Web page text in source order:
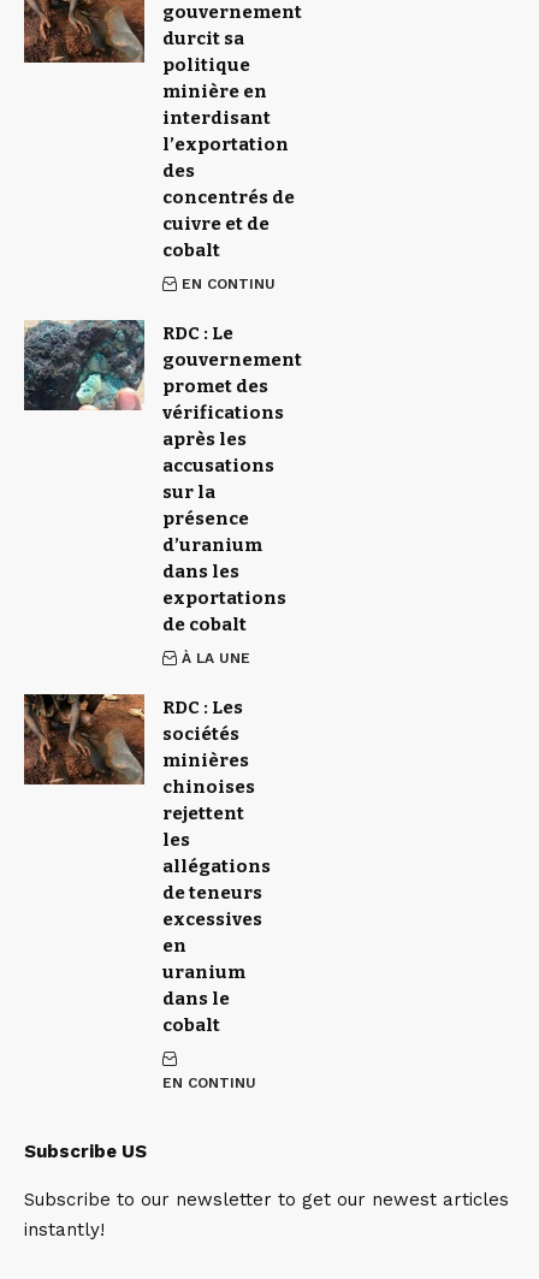
gouvernement
durcit sa
politique
minière en
interdisant
l’exportation
des
concentrés de
cuivre et de
cobalt
EN CONTINU
RDC : Le
gouvernement
promet des
vérifications
après les
accusations
sur la
présence
d’uranium
dans les
exportations
de cobalt
À LA UNE
RDC : Les
sociétés
minières
chinoises
rejettent
les
allégations
de teneurs
excessives
en
uranium
dans le
cobalt
EN CONTINU
Subscribe US
Subscribe to our newsletter to get our newest articles
instantly!